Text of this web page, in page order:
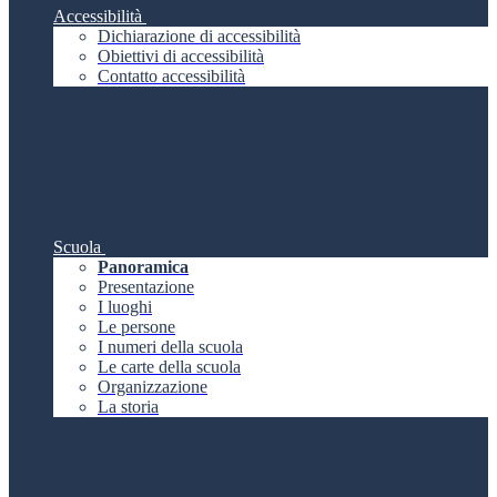
Accessibilità
Dichiarazione di accessibilità
Obiettivi di accessibilità
Contatto accessibilità
Scuola
Panoramica
Presentazione
I luoghi
Le persone
I numeri della scuola
Le carte della scuola
Organizzazione
La storia